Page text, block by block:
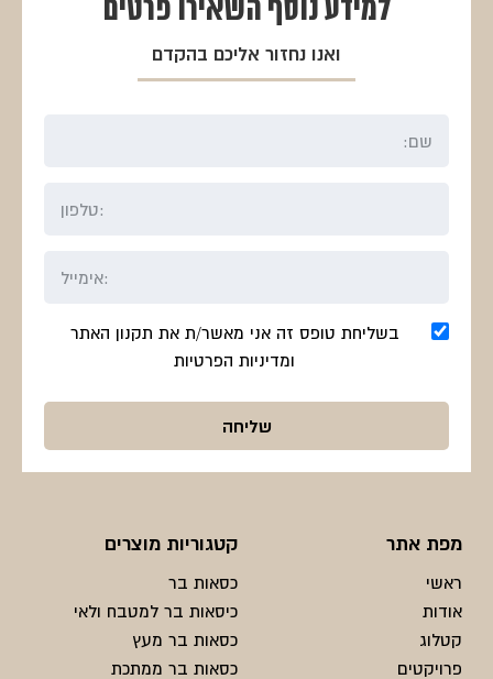
מפת אתר
ראשי
אודות
קטלוג
פרויקטים
קטגוריות מוצרים
כסאות בר
כיסאות בר למטבח ולאי
כסאות בר מעץ
כסאות בר ממתכת
למידע נוסף השאירו פרטים
ואנו נחזור אליכם בהקדם
בשליחת טופס זה אני מאשר/ת את תקנון האתר
ומדיניות הפרטיות